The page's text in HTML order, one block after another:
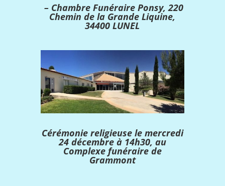
– Chambre Funéraire Ponsy, 220
Chemin de la Grande Liquine,
34400 LUNEL
Cérémonie religieuse le mercredi
24 décembre à 14h30, au
Complexe funéraire de
Grammont